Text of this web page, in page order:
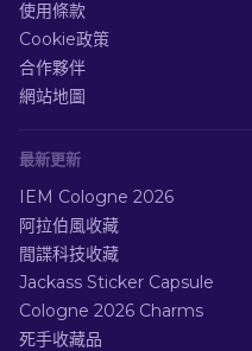
使用條款
Cookie政策
合作夥伴
網站地圖
最新更新
IEM Cologne 2026
阿拉伯風收藏
間諜科技收藏
Jackass Sticker Capsule
Cologne 2026 Charms
死手收藏品